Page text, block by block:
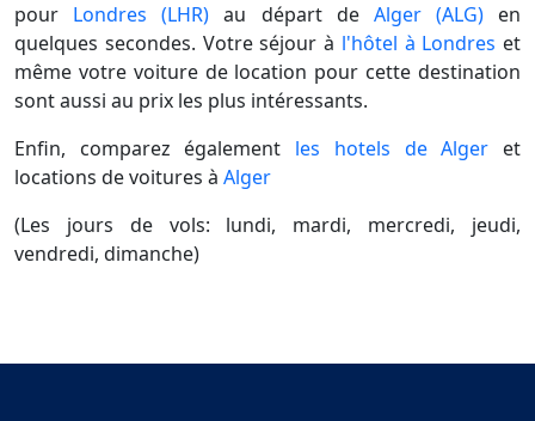
pour Londres (LHR) au départ de Alger (ALG)en
quelques secondes. Votre séjour à l'hôtel à Londres et
même votre voiture de location pour cette destination
sont aussi au prix les plus intéressants.
Enfin, comparez également les hotels de Alger et
locations de voitures à Alger
(Les jours de vols: lundi, mardi, mercredi, jeudi,
vendredi, dimanche)